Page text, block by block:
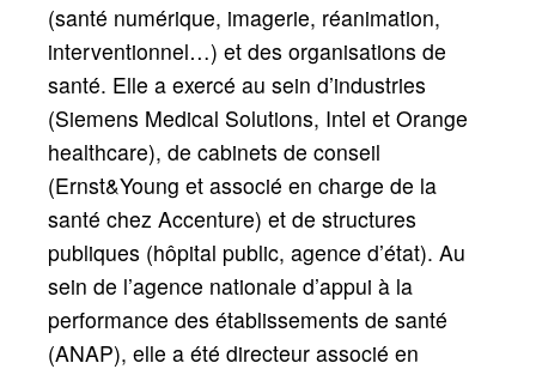
(santé numérique, imagerie, réanimation,
interventionnel…) et des organisations de
santé. Elle a exercé au sein d’industries
(Siemens Medical Solutions, Intel et Orange
healthcare), de cabinets de conseil
(Ernst&Young et associé en charge de la
santé chez Accenture) et de structures
publiques (hôpital public, agence d’état). Au
sein de l’agence nationale d’appui à la
performance des établissements de santé
(ANAP), elle a été directeur associé en